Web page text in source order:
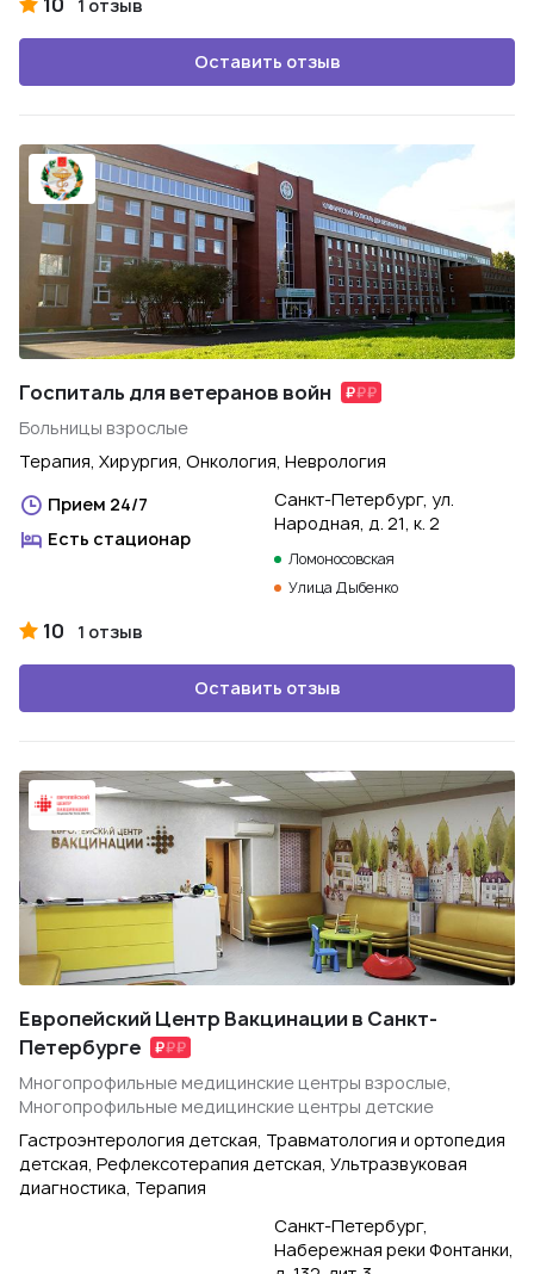
1 отзыв
Оставить отзыв
Госпиталь для ветеранов войн
Больницы взрослые
Терапия, Хирургия, Онкология, Неврология
Прием 24/7
Есть стационар
Санкт-Петербург, ул.
Народная, д. 21, к. 2
Ломоносовская
Улица Дыбенко
10 1 отзыв
Оставить отзыв
Европейский Центр Вакцинации в Санкт-
Петербурге
Многопрофильные медицинские центры взрослые,
Многопрофильные медицинские центры детские
Гастроэнтерология детская, Травматология и ортопедия
детская, Рефлексотерапия детская, Ультразвуковая
диагностика, Терапия
Санкт-Петербург,
Набережная реки Фонтанки,